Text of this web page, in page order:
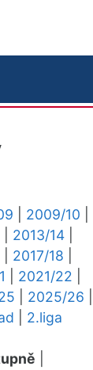
2009/10
2013/14
2017/18
2021/22
2025/26
2.liga